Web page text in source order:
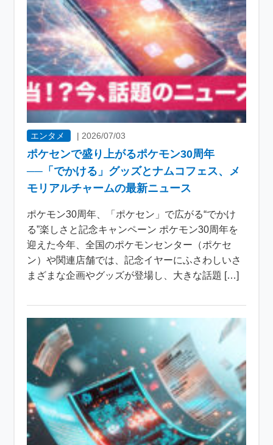
エンタメ | 2026/07/03
ポケセンで盛り上がるポケモン30周年
──「でかける」グッズとナムコフェス、メ
モリアルチャームの最新ニュース
ポケモン30周年、「ポケセン」で広がる“でかけ
る”楽しさと記念キャンペーン ポケモン30周年を
迎えた今年、全国のポケモンセンター（ポケセ
ン）や関連店舗では、記念イヤーにふさわしいさ
まざまな企画やグッズが登場し、大きな話題 […]